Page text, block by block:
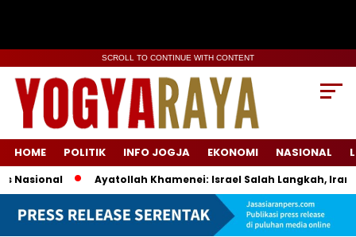
SCROLL TO CONTINUE WITH CONTENT
HOME POLITIK INFO JOGJA EKONOMI NASIONAL
Ayatollah Khamenei: Israel Salah Langkah, Iran